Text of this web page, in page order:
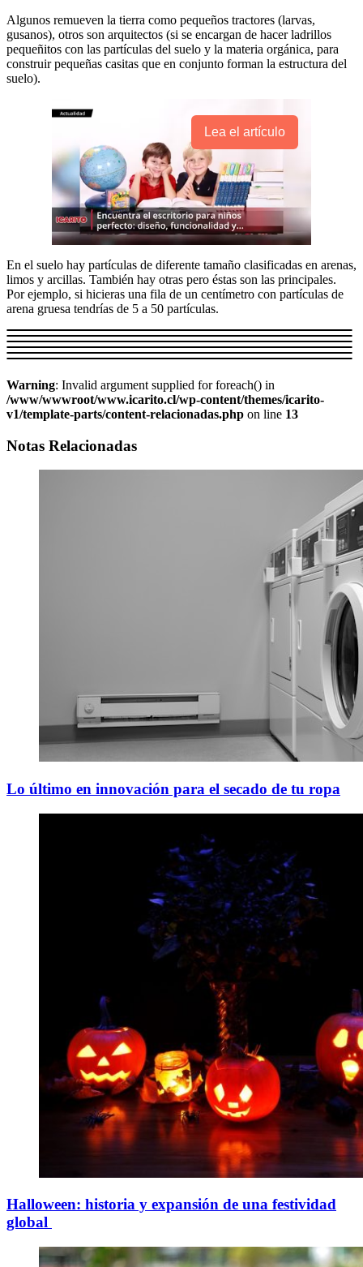
Algunos remueven la tierra como pequeños tractores (larvas,
gusanos), otros son arquitectos (si se encargan de hacer ladrillos
pequeñitos con las partículas del suelo y la materia orgánica, para
construir pequeñas casitas que en conjunto forman la estructura del
suelo).
Lea el artículo
En el suelo hay partículas de diferente tamaño clasificadas en arenas,
limos y arcillas. También hay otras pero éstas son las principales.
Por ejemplo, si hicieras una fila de un centímetro con partículas de
arena gruesa tendrías de 5 a 50 partículas.
Warning: Invalid argument supplied for foreach() in
/www/wwwroot/www.icarito.cl/wp-content/themes/icarito-
v1/template-parts/content-relacionadas.php on line 13
Notas Relacionadas
Lo último en innovación para el secado de tu ropa
Halloween: historia y expansión de una festividad
global